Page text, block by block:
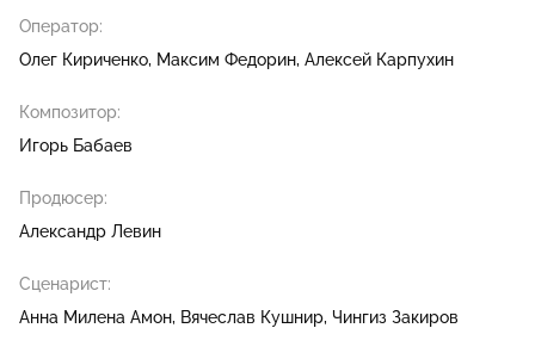
Оператор:
Олег Кириченко Максим Федорин Алексей Карпухин
Композитор:
Игорь Бабаев
Продюсер:
Александр Левин
Сценарист:
Анна Милена Амон Вячеслав Кушнир Чингиз Закиров